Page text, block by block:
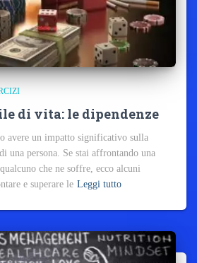
di vita: le dipendenze
avere un impatto significativo sulla
una persona. Se stai affrontando una
che ne soffre, ecco alcuni
e superare le Leggi tutto